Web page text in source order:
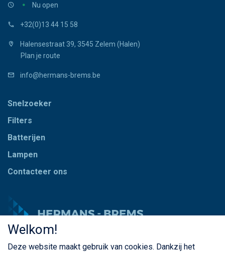
Nu open
+32(0)13 44 15 58
Halensestraat 39, 3545 Zelem (Halen)
Plan je route
info@hermans-brems.be
Snelzoeker
Filters
Batterijen
Lampen
Contacteer ons
© Copyright Hermans - Brems 2026. Alle rechten
Welkom!
Deze website maakt gebruik van cookies. Dankzij het